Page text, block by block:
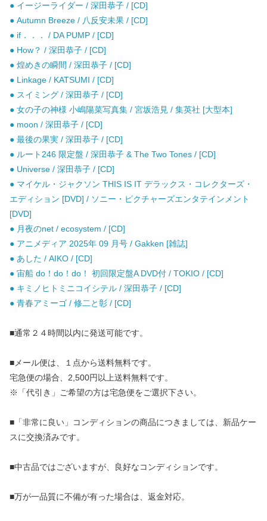
● イージーライダー / 深田恭子 / [CD]
● Autumn Breeze / 八反安未果 / [CD]
● if．．． / DA PUMP / [CD]
● How？ / 深田恭子 / [CD]
● 煌めきの瞬間 / 深田恭子 / [CD]
● Linkage / KATSUMI / [CD]
● スイミング / 深田恭子 / [CD]
● 女の子の神様 小嶋陽菜写真集 / 宮坂浩見 / 集英社 [大型本]
● moon / 深田恭子 / [CD]
● 最後の果実 / 深田恭子 / [CD]
● ルート246 限定盤 / 深田恭子 & The Two Tones / [CD]
● Universe / 深田恭子 / [CD]
● マイケル・ジャクソン THIS IS IT デラックス・コレクターズ・
エディション [DVD] / ソニー・ピクチャーズエンタテインメント
[DVD]
● 月夜のnet / ecosystem / [CD]
● アニメディア 2025年 09 月号 / Gakken [雑誌]
● あした / AIKO / [CD]
● 宙船 do！do！do！ 初回限定盤A DVD付 / TOKIO / [CD]
● キミノヒトミニコイシテル / 深田恭子 / [CD]
● 青春アミーゴ / 修二と彰 / [CD]
■通常２４時間以内に発送可能です。
■メール便は、１点から送料無料です。
宅急便の場合、2,500円以上送料無料です。
※「代引き」ご希望の方は宅急便をご選択下さい。
■「非常に良い」コンディションの商品につきましては、新品ケー
スに交換済みです。
■中古品ではございますが、良好なコンディションです。
■万が一品質に不備が有った場合は、返金対応。